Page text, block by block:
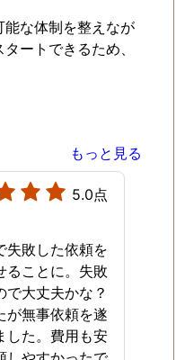
な体制を整えなが
ートできるため、
もっと見る
5.0点
失敗した依頼を
ることに。失敗
で大丈夫かな？
が無事依頼を遂
した。費用も安